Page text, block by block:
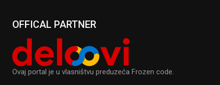
OFFICAL PARTNER
Ovaj portal je u vlasništvu preduzeća Frozen code.